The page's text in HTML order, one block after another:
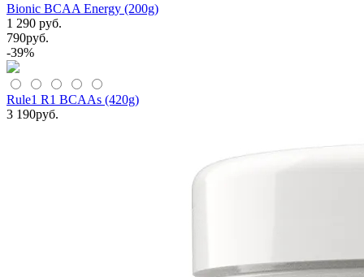
Bionic BCAA Energy (200g)
1 290 руб.
790руб.
-39%
Rule1 R1 BCAAs (420g)
3 190руб.